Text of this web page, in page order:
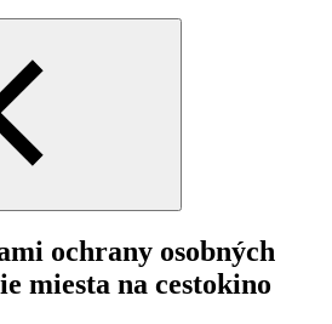
ochrany osobných
miesta na cestokino